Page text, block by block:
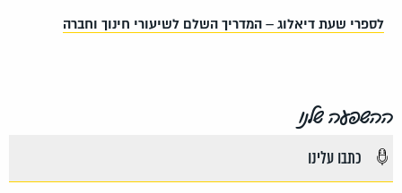
לספרי שעת דיאלוג – המדריך השלם לשיעורי חינוך וחברה
ההשפעה שלנו
כתבו עלינו